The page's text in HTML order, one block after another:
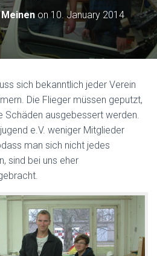
G
A
N
on 10. January 2014
sich bekanntlich jeder Verein
Die Flieger müssen geputzt,
Schäden ausgebessert werden.
e.V. weniger Mitglieder
man sich nicht jedes
sind bei uns eher